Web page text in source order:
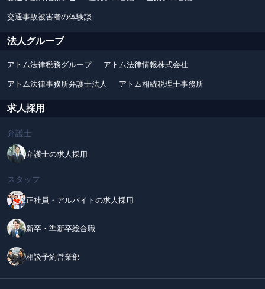
交通事故被害者の体験談
法人グループ
アトム法律税務グループ アトム法律情報株式会社
アトム法律事務所弁護士法人 アトム相続税理士事務所
求人採用
弁護士
弁護士の求人採用
スタッフ
正社員・アルバイトの求人採用
新卒・準新卒総合職
相談予約営業部